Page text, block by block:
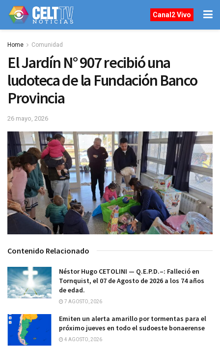
Canal2 Vivo
Home Comunidad
El Jardín N° 907 recibió una
ludoteca de la Fundación Banco
Provincia
26 mayo, 2026
Contenido Relacionado
Néstor Hugo CETOLINI — Q.E.P.D.–: Falleció en
Tornquist, el 07 de Agosto de 2026 a los 74 años
de edad.
7 AGOSTO, 2026
Emiten un alerta amarillo por tormentas para el
próximo jueves en todo el sudoeste bonaerense
4 AGOSTO, 2026